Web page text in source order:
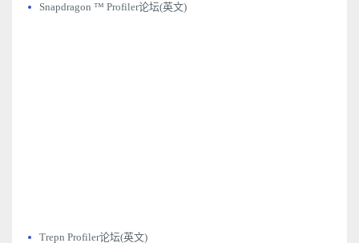
Snapdragon ™ Profiler论坛(英文)
Trepn Profiler论坛(英文)